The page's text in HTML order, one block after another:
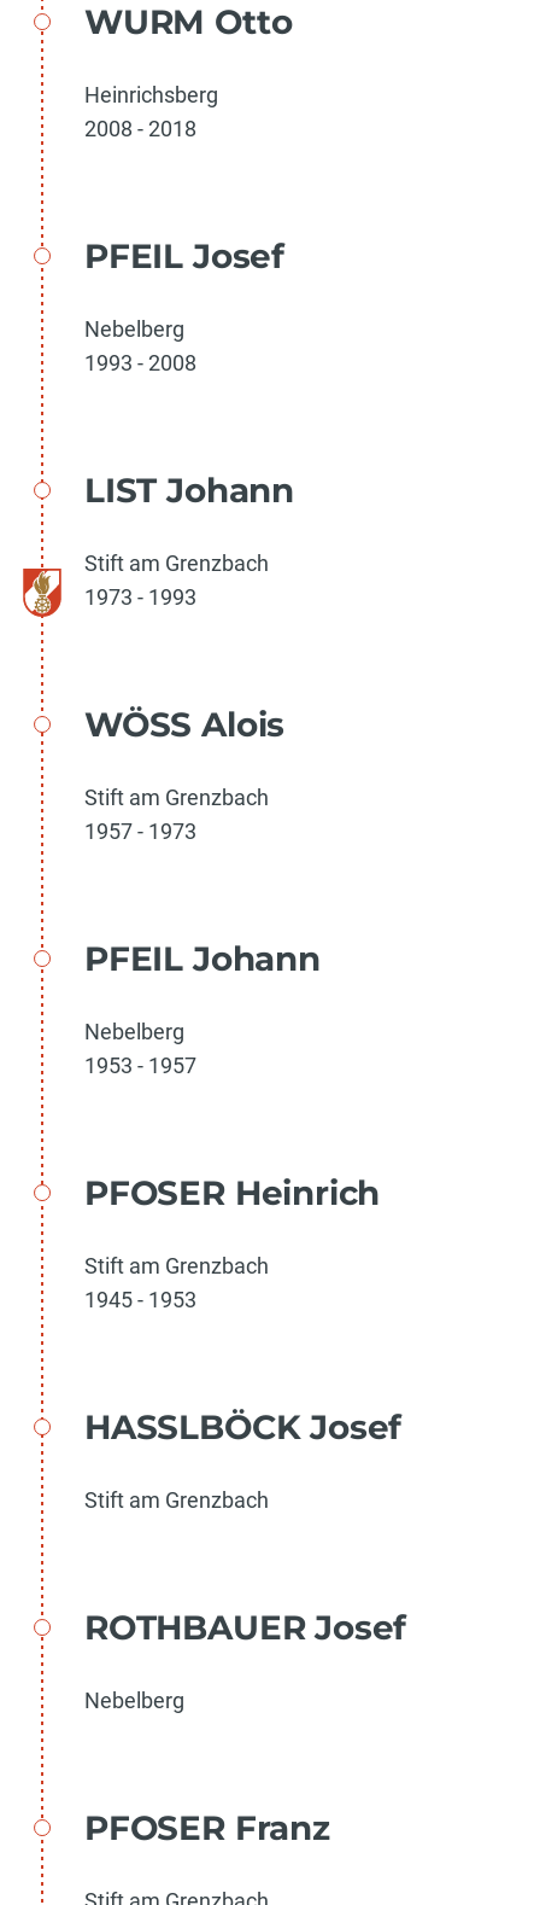
WURM Otto
Heinrichsberg
2008 - 2018
PFEIL Josef
Nebelberg
1993 - 2008
LIST Johann
Stift am Grenzbach
1973 - 1993
WÖSS Alois
Stift am Grenzbach
1957 - 1973
PFEIL Johann
Nebelberg
1953 - 1957
PFOSER Heinrich
Stift am Grenzbach
1945 - 1953
HASSLBÖCK Josef
Stift am Grenzbach
ROTHBAUER Josef
Nebelberg
PFOSER Franz